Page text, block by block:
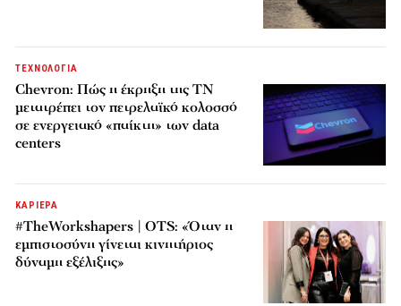
ΤΕΧΝΟΛΟΓΙΑ
Chevron: Πώς η έκρηξη της ΤΝ
μετατρέπει τον πετρελαϊκό κολοσσό
σε ενεργειακό «παίκτη» των data
centers
ΚΑΡΙΕΡΑ
#TheWorkshapers | OTS: «Όταν η
εμπιστοσύνη γίνεται κινητήριος
δύναμη εξέλιξης»